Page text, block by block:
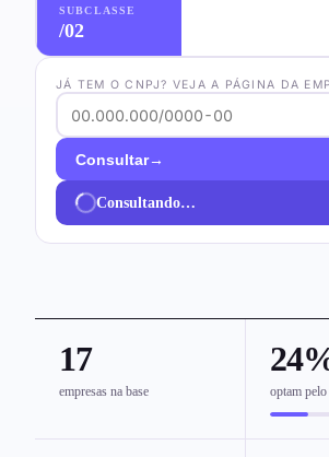
SUBCLASSE
/02
JÁ TEM O CNPJ? VEJA A PÁGINA DA
Consultar→
Consultando…
17
empresas na base optam